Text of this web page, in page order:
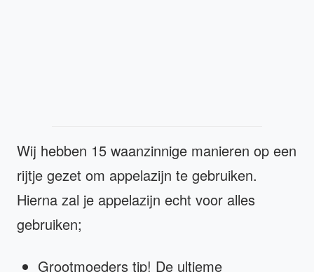
Wij hebben 15 waanzinnige manieren op een
rijtje gezet om appelazijn te gebruiken.
Hierna zal je appelazijn echt voor alles
gebruiken;
Grootmoeders tip! De ultieme